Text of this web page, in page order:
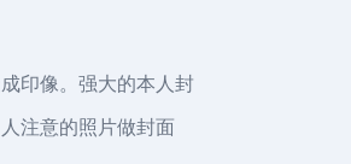
印像。强大的本人封
注意的照片做封面